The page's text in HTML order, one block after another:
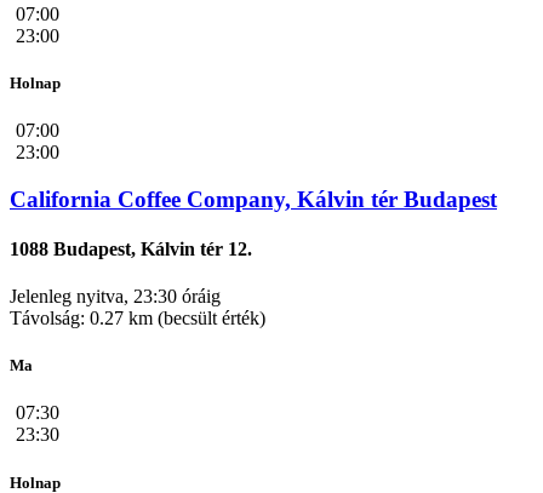
07:00
23:00
Holnap
07:00
23:00
California Coffee Company, Kálvin tér Budapest
1088 Budapest, Kálvin tér 12.
Jelenleg nyitva, 23:30 óráig
Távolság: 0.27 km (becsült érték)
Ma
07:30
23:30
Holnap